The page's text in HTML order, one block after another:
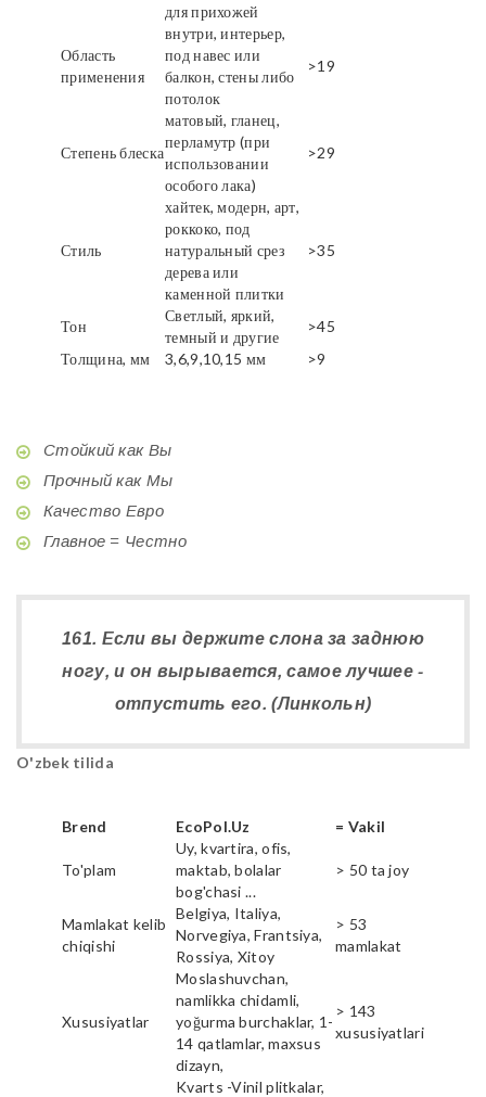
для прихожей
Область
применения
внутри, интерьер,
под навес или
балкон, стены либо
потолок
>19
Степень блеска
матовый, гланец,
перламутр (при
использовании
особого лака)
>29
Стиль
хайтек, модерн, арт,
роккоко, под
натуральный срез
дерева или
каменной плитки
>35
Тон
Светлый, яркий,
темный и другие
>45
Толщина, мм
3,6,9,10,15 мм >9
Стойкий как Вы
Прочный как Мы
Качество Евро
Главное = Честно
161. Если вы держите слона за заднюю
ногу, и он вырывается, самое лучшее -
отпустить его. (Линкольн)
O'zbek tilida
Brend EcoPol.Uz = Vakil
To'plam
Uy, kvartira, ofis,
maktab, bolalar
bog'chasi ...
> 50 ta joy
Mamlakat kelib
chiqishi
Belgiya, Italiya,
Norvegiya, Frantsiya,
Rossiya, Xitoy
> 53
mamlakat
Xususiyatlar
Moslashuvchan,
namlikka chidamli,
yoğurma burchaklar, 1-
14 qatlamlar, maxsus
dizayn,
> 143
xususiyatlari
Kvarts -Vinil plitkalar,